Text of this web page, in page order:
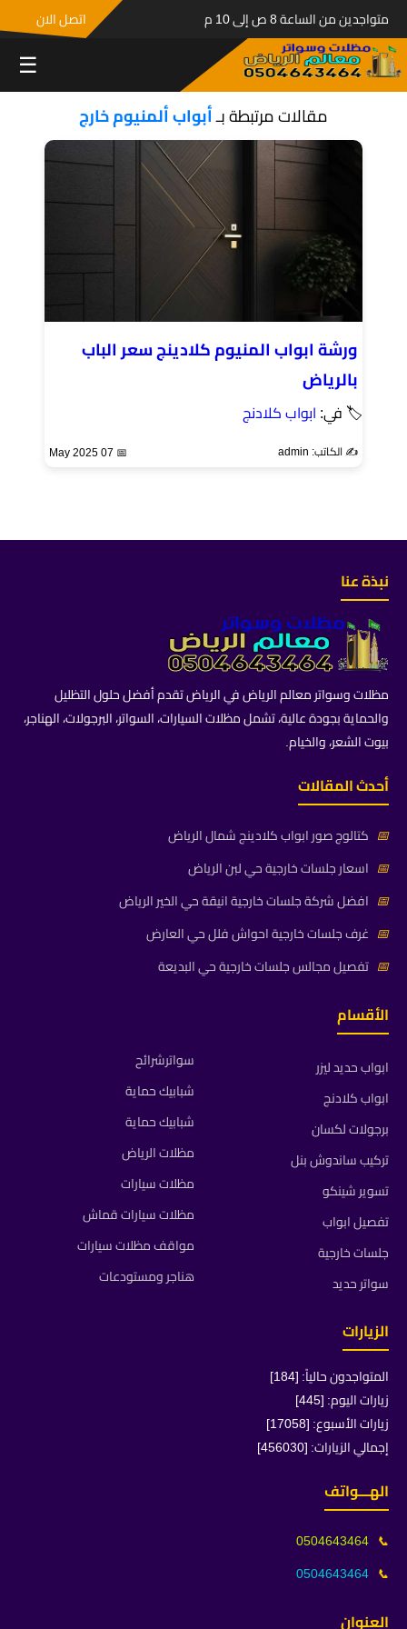
متواجدين من الساعة 8 ص إلى 10 م اتصل الان
☰
مقالات مرتبطة بـأبواب ألمنيوم خارج
ورشة ابواب المنيوم كلادينج سعر الباب
بالرياض
🏷 في: ابواب كلادنج
✍️ الكاتب: admin 📅 07 May 2025
نبذة عنا
مظلات وسواتر معالم الرياض في الرياض تقدم أفضل حلول التظليل
والحماية بجودة عالية، تشمل مظلات السيارات، السواتر، البرجولات، الهناجر،
بيوت الشعر، والخيام.
أحدث المقالات
📅 كتالوج صور ابواب كلادينج شمال الرياض
📅 اسعار جلسات خارجية حي لبن الرياض
📅 افضل شركة جلسات خارجية انيقة حي الخير الرياض
📅 غرف جلسات خارجية احواش فلل حي العارض
📅 تفصيل مجالس جلسات خارجية حي البديعة
الأقسام
ابواب حديد ليزر
ابواب كلادنج
برجولات لكسان
تركيب ساندوش بنل
تسوير شينكو
تفصيل ابواب
جلسات خارجية
سواتر حديد
سواترشرائح
شبابيك حماية
شبابيك حماية
مظلات الرياض
مظلات سيارات
مظلات سيارات قماش
مواقف مظلات سيارات
هناجر ومستودعات
الزيارات
المتواجدون حالياً: [184]
زيارات اليوم: [445]
زيارات الأسبوع: [17058]
إجمالي الزيارات: [456030]
الهـــواتف
📞
0504643464
📞
0504643464
العنوان